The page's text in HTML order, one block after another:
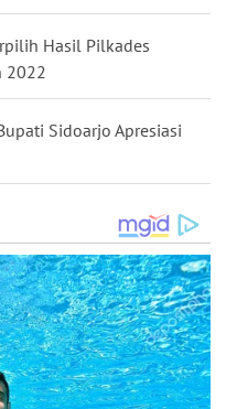
Hasil Pilkades
2022
Sidoarjo Apresiasi